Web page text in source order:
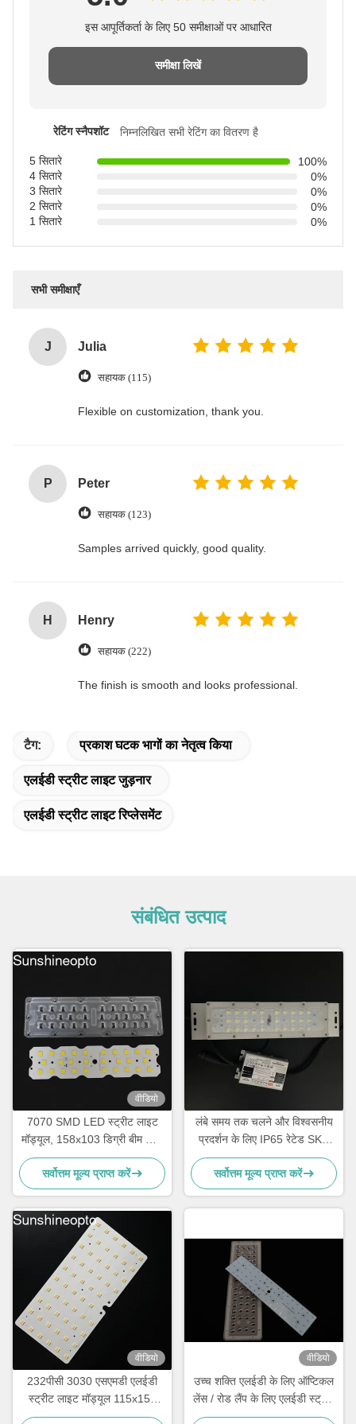
इस आपूर्तिकर्ता के लिए 50 समीक्षाओं पर आधारित
समीक्षा लिखें
रेटिंग स्नैपशॉट निम्नलिखित सभी रेटिंग का वितरण है
5 सितारे
100%
4 सितारे
0%
3 सितारे
0%
2 सितारे
0%
1 सितारे
0%
सभी समीक्षाएँ
J Julia
सहायक (115)
Flexible on customization, thank you.
P Peter
सहायक (123)
Samples arrived quickly, good quality.
H Henry
सहायक (222)
The finish is smooth and looks professional.
टैग: प्रकाश घटक भागों का नेतृत्व किया
एलईडी स्ट्रीट लाइट जुड़नार
एलईडी स्ट्रीट लाइट रिप्लेसमेंट
संबंधित उत्पाद
वीडियो
7070 SMD LED स्ट्रीट लाइट
मॉड्यूल, 158x103 डिग्री बीम कोण
और 50W-120W फुटपाथ प्रकाश
व्यवस्था के लिए 5050SMD LED
चिप के साथ
सर्वोत्तम मूल्य प्राप्त करें
लंबे समय तक चलने और विश्वसनीय
प्रदर्शन के लिए IP65 रेटेड SKD
एलईडी लैंप
सर्वोत्तम मूल्य प्राप्त करें
वीडियो
232पीसी 3030 एसएमडी एलईडी
स्ट्रीट लाइट मॉड्यूल 115x150
डिग्री बीम कोण और ऑप्टिकल ग्रेड
वीडियो
उच्च शक्ति एलईडी के लिए ऑप्टिकल
लेंस / रोड लैंप के लिए एलईडी स्ट्रीट
लाइट घटक